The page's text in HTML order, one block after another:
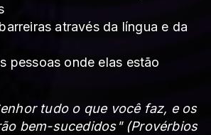
através da língua e da
pessoas onde elas estão
tudo o que você faz, e os
bem-sucedidos" (Provérbios